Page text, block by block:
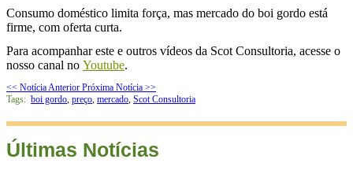
Consumo doméstico limita força, mas mercado do boi gordo está
firme, com oferta curta.
Para acompanhar este e outros vídeos da Scot Consultoria, acesse o
nosso canal no Youtube.
<< Notícia Anterior Próxima Notícia >>
Tags: boi gordo, preço, mercado, Scot Consultoria
Últimas Notícias